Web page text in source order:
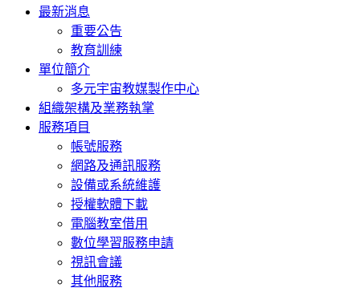
Toggle
navigation
最新消息
重要公告
教育訓練
單位簡介
多元宇宙教媒製作中心
組織架構及業務執掌
服務項目
帳號服務
網路及通訊服務
設備或系統維護
授權軟體下載
電腦教室借用
數位學習服務申請
視訊會議
其他服務